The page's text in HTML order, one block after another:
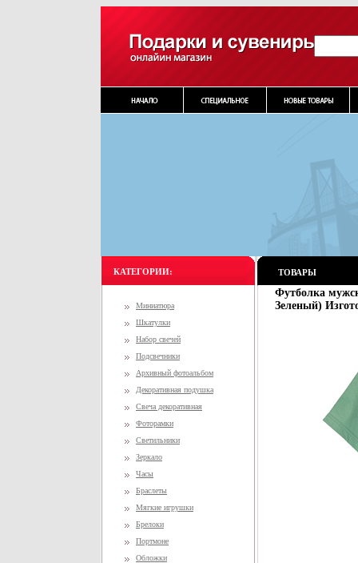
КАТЕГОРИИ:
Миниатюра
Шкатулки
Набор свечей
Подсвечники
Архивный фотоальбом
Декоративная подушка
Свеча декоративная
Фоторамки
Светильники
Зеркало
Часы
Браслеты
Мягкие игрушки
Брелоки
Портмоне
Обложки
ТОВАРЫ
Футболка
Зеленый)